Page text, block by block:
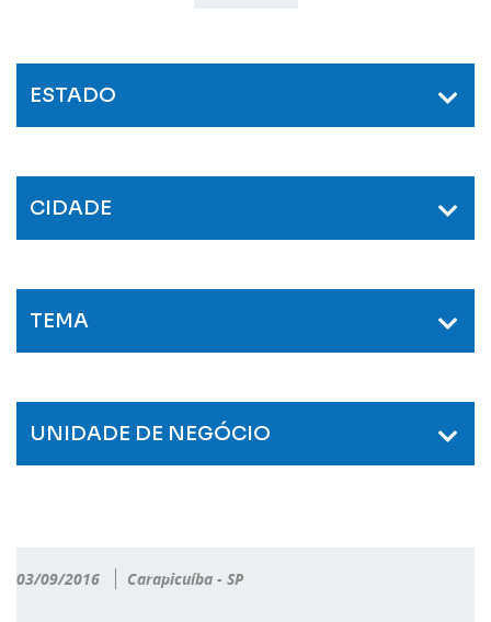
ESTADO
CIDADE
TEMA
UNIDADE DE NEGÓCIO
03/09/2016 Carapicuíba - SP